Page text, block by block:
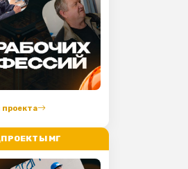
проекта
МГ